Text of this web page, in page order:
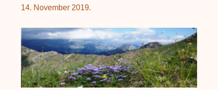
14. November 2019.